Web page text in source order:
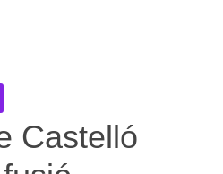
Castelló